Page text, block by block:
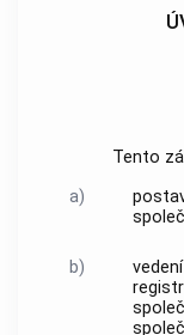
Tento
a)
b)